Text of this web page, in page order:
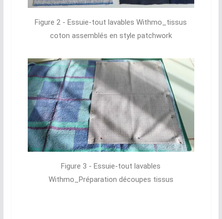
Figure 2 - Essuie-tout lavables Withmo_tissus
coton assemblés en style patchwork
Figure 3 - Essuie-tout lavables
Withmo_Préparation découpes tissus